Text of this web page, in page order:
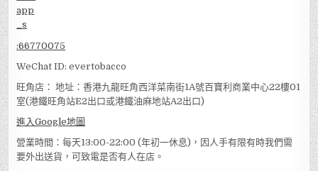
:66770075
WeChat ID: evertobacco
旺角店： 地址：香港九龍旺角西洋菜南街1A號百寶利商業中心22樓01
室(港鐵旺角站E2出口或港鐵油麻地站A2出口)
進入Google地圖
營業時間：每天13:00-22:00 (年初一休息)，因人手有限有時我們需
要外出送貨，可致電是否有人在店。